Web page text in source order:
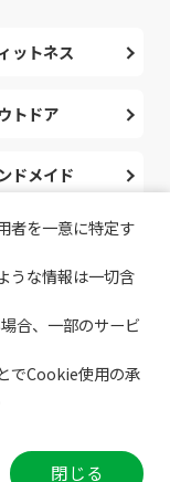
ットネス
トドア
ドメイド
ハウ
者を一意に特定す
うな情報は一切含
合、一部のサービ
でCookie使用の承
閉じる